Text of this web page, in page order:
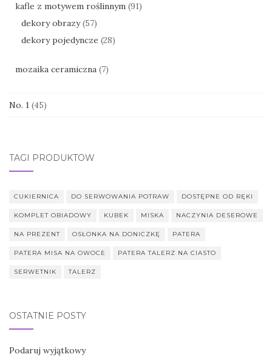
kafle z motywem roślinnym (91)
dekory obrazy (57)
dekory pojedyncze (28)
mozaika ceramiczna (7)
No. 1 (45)
TAGI PRODUKTÓW
CUKIERNICA DO SERWOWANIA POTRAW DOSTĘPNE OD RĘKI
KOMPLET OBIADOWY KUBEK MISKA NACZYNIA DESEROWE
NA PREZENT OSŁONKA NA DONICZKĘ PATERA
PATERA MISA NA OWOCE PATERA TALERZ NA CIASTO
SERWETNIK TALERZ
OSTATNIE POSTY
Podaruj wyjątkowy